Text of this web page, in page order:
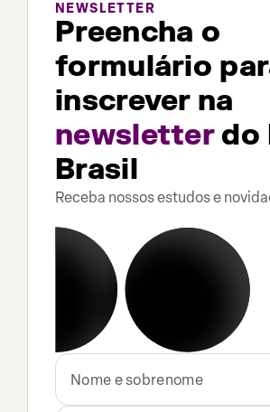
NEWSLETTER
Preencha o
formulário
inscrever na
newsletterdo
Brasil
Receba nossos estudos e